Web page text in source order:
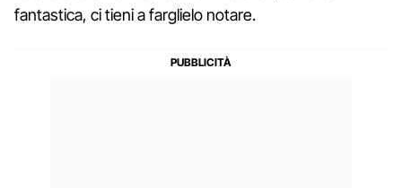
fantastica, ci tieni a farglielo notare.